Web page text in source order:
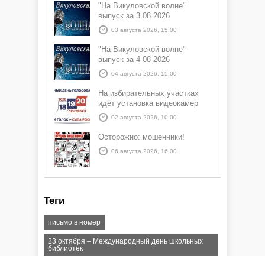
"На Викуловской волне"
выпуск за 3 08 2026
03 августа 2026, 15:00
"На Викуловской волне"
выпуск за 4 08 2026
04 августа 2026, 15:00
На избирательных участках
идёт установка видеокамер
02 августа 2026, 10:00
Осторожно: мошенники!
06 августа 2026, 16:00
Теги
письмо в номер
23 октября – Международный день школьных
библиотек